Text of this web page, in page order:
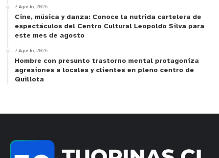
7 Agosto, 2026
Cine, música y danza: Conoce la nutrida cartelera de
espectáculos del Centro Cultural Leopoldo Silva para
este mes de agosto
7 Agosto, 2026
Hombre con presunto trastorno mental protagoniza
agresiones a locales y clientes en pleno centro de
Quillota